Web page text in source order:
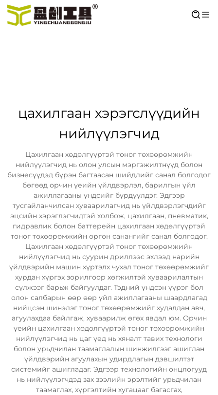
цахилгаан хэрэгслүүдийн
нийлүүлэгчид
Цахилгаан хөдөлгүүртэй тоног төхөөрөмжийн
нийлүүлэгчид нь олон улсын мэргэжилтнүүд болон
бизнесүүдэд бүрэн багтаасан шийдлийг санал болгодог
бөгөөд орчин үеийн үйлдвэрлэл, барилгын үйл
ажиллагааны үндсийг бүрдүүлдэг. Эдгээр
тусгайланчилсан хуваарилагчид нь үйлдвэрлэгчдийг
эцсийн хэрэглэгчидтэй холбож, цахилгаан, пневматик,
гидравлик болон баттерейн цахилгаан хөдөлгүүртэй
тоног төхөөрөмжийн өргөн санангийг санал болгодог.
Цахилгаан хөдөлгүүртэй тоног төхөөрөмжийн
нийлүүлэгчид нь суурин дриллээс эхлээд нарийн
үйлдвэрийн машин хүртэлх чухал тоног төхөөрөмжийг
хурдан хүргэх зорилгоор хөгжилтэй хуваарилалтын
сүлжээг барьж байгуулдаг. Тэдний үндсэн үүрэг бол
олон салбарын өөр өөр үйл ажиллагааны шаардлагад
нийцсэн шинэлэг тоног төхөөрөмжийг худалдан авч,
агуулахдаа байлгаж, хуваарилж өгөх явдал юм. Орчин
үеийн цахилгаан хөдөлгүүртэй тоног төхөөрөмжийн
нийлүүлэгчид нь цаг үед нь хяналт тавих технологи
болон урьдчилан таамаглалын шинжилгээг ашиглан
үйлдвэрийн агуулахын удирдлагын дэвшилтэт
системийг ашигладаг. Эдгээр технологийн онцлогууд
нь нийлүүлэгчдэд зах зээлийн эрэлтийг урьдчилан
таамаглах, хүргэлтийн хугацааг багасгах,